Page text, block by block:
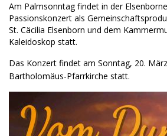
Am Palmsonntag findet in der
Passionskonzert als
St. Cäcilia Elsenborn und dem
Kaleidoskop statt.
Das Konzert findet am Sonntag, 20.
Bartholomäus-Pfarrkirche statt.